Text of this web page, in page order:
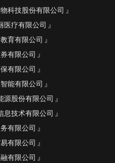
科技股份有限公司
医疗有限公司
育有限公司
有限公司
有限公司
能有限公司
源股份有限公司
息技术有限公司
有限公司
有限公司
有限公司